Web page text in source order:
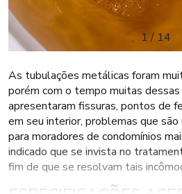
1 / 14
As tubulações metálicas foram
porém com o tempo muitas
apresentaram fissuras, pontos de
em seu interior, problemas que são
para moradores de condomínios
indicado que se invista no
fim de que se resolvam tais